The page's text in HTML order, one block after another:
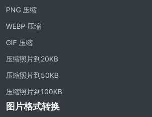
PNG 压缩
WEBP 压缩
GIF 压缩
压缩照片到20KB
压缩照片到50KB
压缩照片到100KB
图片格式转换